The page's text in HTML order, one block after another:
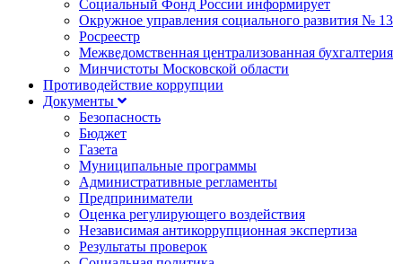
Социальный Фонд России информирует
Окружное управления социального развития № 13
Росреестр
Межведомственная централизованная бухгалтерия
Минчистоты Московской области
Противодействие коррупции
Документы
Безопасность
Бюджет
Газета
Муниципальные программы
Административные регламенты
Предприниматели
Оценка регулирующего воздействия
Независимая антикоррупционная экспертиза
Результаты проверок